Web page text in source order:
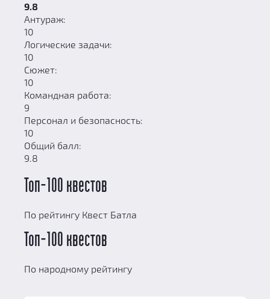
9.8
Антураж:
10
Логические задачи:
10
Сюжет:
10
Командная работа:
9
Персонал и безопасность:
10
Общий балл:
9.8
Топ-100 квестов
По рейтингу Квест Батла
Топ-100 квестов
По народному рейтингу